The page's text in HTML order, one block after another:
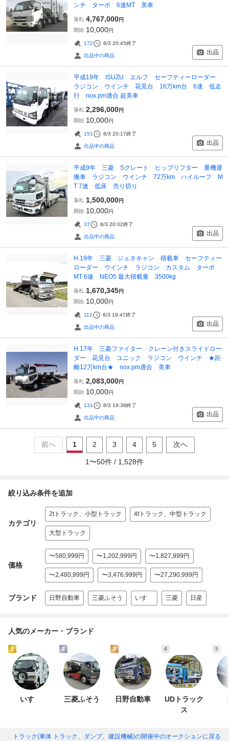
ンチ ターボ 6速MT 美車
落札 4,767,000円
開始 10,000円
172 8/3 20:45終了
出品中の商品 出品
平成19年 ISUZU エルフ セーフティーローダー
ラジコン ウインチ 花見台 16万km台 6速 低走
行 nox.pm適合 超美車
落札 2,296,000円
開始 10,000円
151 8/3 20:17終了
出品中の商品 出品
平成9年 三菱 Sグレート ヒップリフター 重機運
搬車 ラジコン ウインチ 72万km ハイルーフ M
T 7速 低床 売り切り
落札 1,500,000円
開始 10,000円
37 8/3 20:02終了
出品中の商品 出品
H.19年 三菱 ジェネキャン 積載車 セーフティー
ローダー ウインチ ラジコン カスタム ターボ
MT 6速 NEO5 最大積載量 3500kg
落札 1,670,345円
開始 10,000円
112 8/3 19:47終了
出品中の商品 出品
H.17年 三菱ファイター クレーン付きスライドロー
ダー 花見台 ユニック ラジコン ウインチ ★距
離12万km台★ nox.pm適合 美車
落札 2,083,000円
開始 10,000円
131 8/3 19:39終了
出品中の商品 出品
前へ 1 2 3 4 5 次へ
1 〜50件 / 1,528件
絞り込み条件を追加
カテゴリ
2tトラック、小型トラック 4tトラック、中型トラック
大型トラック
価格
〜580,999円 〜1,202,999円 〜1,827,999円
〜2,480,999円 〜3,476,999円 〜27,290,999円
ブランド 日野自動車 三菱ふそう いすゞ 三菱 日産
人気のメーカー・ブランド
1
いすゞ
2
三菱ふそう
3
日野自動車
4
UDトラック
ス
5
トラック(車体 トラック、ダンプ、建設機械)の開催中のオークションに戻る